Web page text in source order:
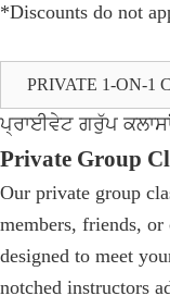
*Discounts do not
PRIVATE 1-ON-1
ਪ੍ਰਾਈਵੇਟ ਗਰੁੱਪ
Private Group
Our private group
members, friends,
designed to meet
notched instructors